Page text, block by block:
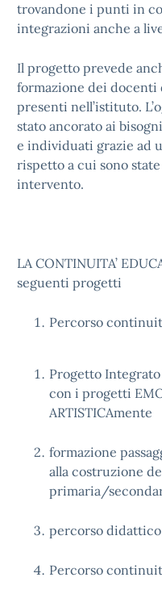
trovandone i punti in
integrazioni anche a
Il progetto prevede
formazione dei
presenti nell’istituto.
stato ancorato ai
e individuati grazie ad
rispetto a cui sono
intervento.
LA CONTINUITA’
seguenti progetti
Percorso
Progetto
con i progetti
ARTISTICAmente
formazione
alla costruzione
primaria/
percorso didattico
Percorso